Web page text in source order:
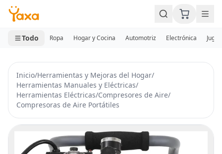
MINI CARRITO
0 productos
Todo Ropa Hogar y Cocina Automotriz Electrónica
Inicio/Herramientas y Mejoras del Hogar/
Herramientas Manuales y Eléctricas/
Herramientas Eléctricas/Compresores de Aire/
Compresoras de Aire Portátiles